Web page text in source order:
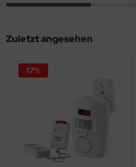
Zuletzt angesehen
17%